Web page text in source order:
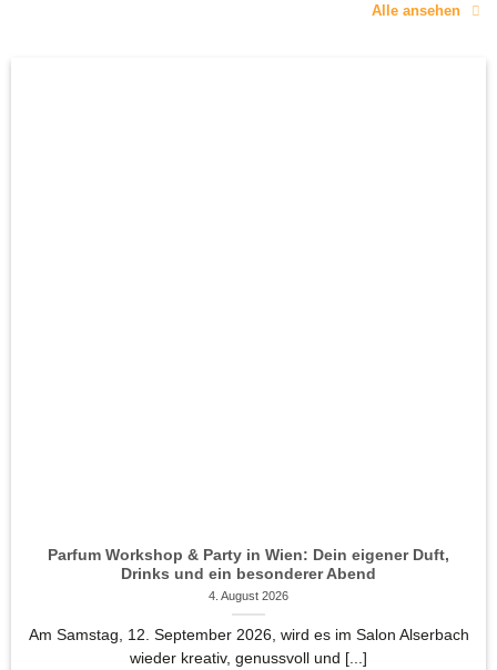
Alle ansehen
Parfum Workshop & Party in Wien: Dein eigener Duft,
Drinks und ein besonderer Abend
4. August 2026
Am Samstag, 12. September 2026, wird es im Salon Alserbach
wieder kreativ, genussvoll und [...]